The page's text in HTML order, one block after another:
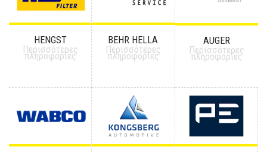
HENGST
Περισσότερες
πληροφορίες
BEHR HELLA
Περισσότερες
πληροφορίες
AUGER
Περισσότερες
πληροφορίες